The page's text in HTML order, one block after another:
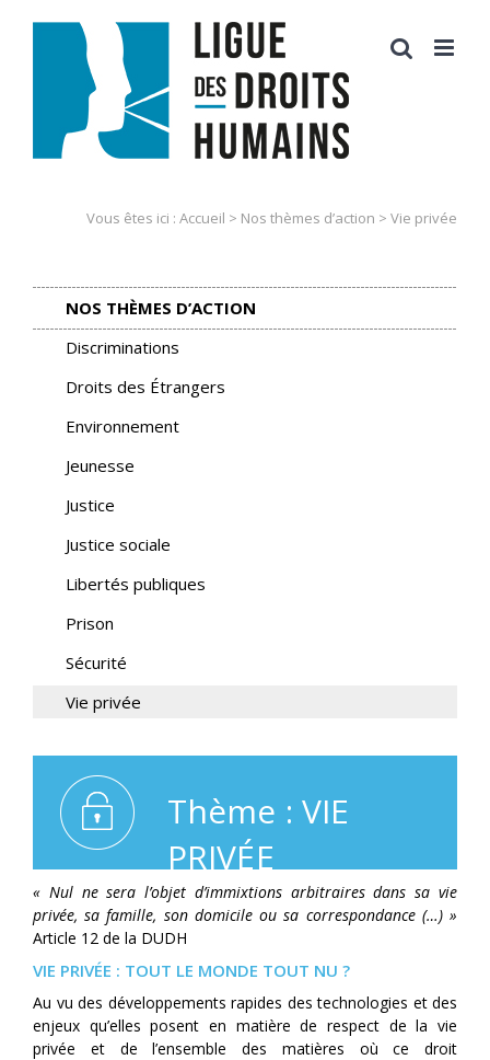
Vous êtes ici : Accueil > Nos thèmes d’action > Vie privée
NOS THÈMES D’ACTION
Discriminations
Droits des Étrangers
Environnement
Jeunesse
Justice
Justice sociale
Libertés publiques
Prison
Sécurité
Vie privée
Thème : VIE
PRIVÉE
« Nul ne sera l’objet d’immixtions arbitraires dans sa vie
privée, sa famille, son domicile ou sa correspondance (…) »
Article 12 de la DUDH
VIE PRIVÉE : TOUT LE MONDE TOUT NU ?
Au vu des développements rapides des technologies et des
enjeux qu’elles posent en matière de respect de la vie
privée et de l’ensemble des matières où ce droit